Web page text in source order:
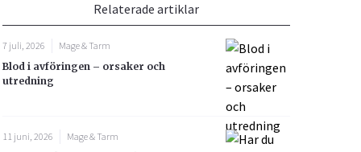
Rökavvänjning
Rörelseapparaten
Sex & Samliv
Sömn & Stress
Relaterade artiklar
7 juli, 2026
Mage & Tarm
Blod i avföringen – orsaker och
utredning
11 juni, 2026
Mage & Tarm